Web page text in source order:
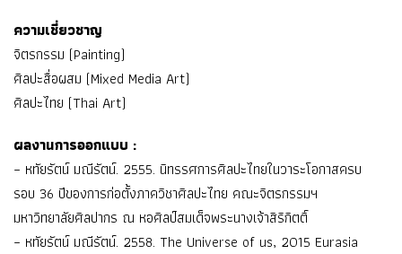
ความเชี่ยวชาญ
จิตรกรรม (Painting)
ศิลปะสื่อผสม (Mixed Media Art)
ศิลปะไทย (Thai Art)
ผลงานการออกแบบ :
– หทัยรัตน์ มณีรัตน์. 2555. นิทรรศการศิลปะไทยในวาระโอกาสครบ
รอบ 36 ปีของการก่อตั้งภาควิชาศิลปะไทย คณะจิตรกรรมฯ
มหาวิทยาลัยศิลปากร ณ หอศิลป์สมเด็จพระนางเจ้าสิริกิตติ์
– หทัยรัตน์ มณีรัตน์. 2558. The Universe of us, 2015 Eurasia